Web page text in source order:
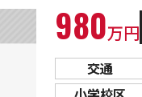
980万円
交通